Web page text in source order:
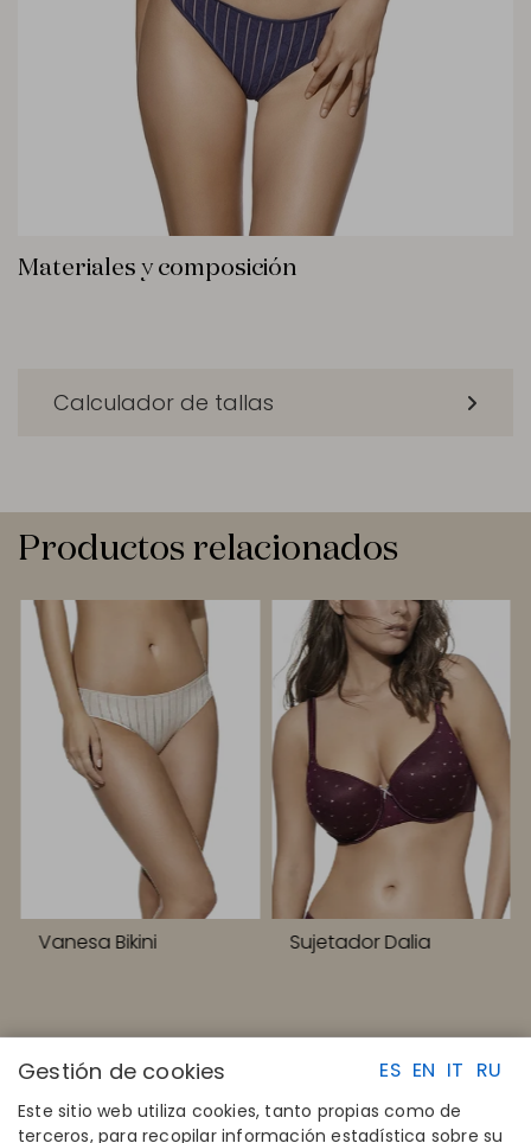
Materiales y composición
Calculador de tallas
Productos relacionados
Vanesa Bikini Sujetador Dalia
ES EN IT RU
Gestión de cookies
Este sitio web utiliza cookies, tanto propias como de
terceros, para recopilar información estadística sobre su